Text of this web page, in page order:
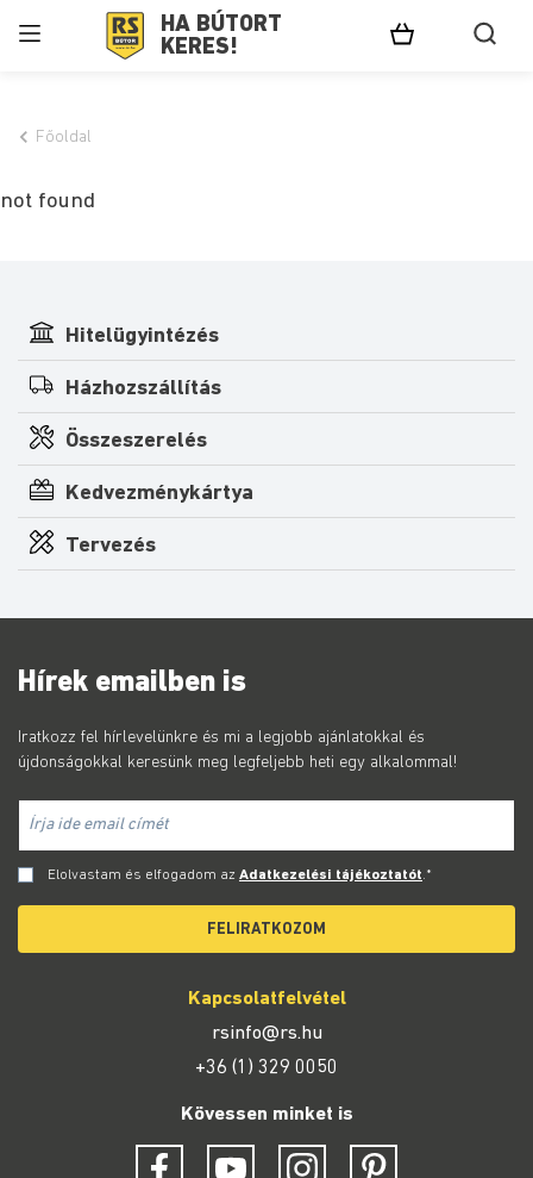
HA BÚTORT
KERES!
Főoldal
not found
Hitelügyintézés
Házhozszállítás
Összeszerelés
Kedvezménykártya
Tervezés
Hírek emailben is
Iratkozz fel hírlevelünkre és mi a legjobb ajánlatokkal és
újdonságokkal keresünk meg legfeljebb heti egy alkalommal!
Elolvastam és elfogadom az Adatkezelési tájékoztatót.*
FELIRATKOZOM
Kapcsolatfelvétel
rsinfo@rs.hu
+36 (1) 329 0050
Kövessen minket is